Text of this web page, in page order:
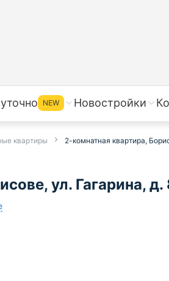
NEW Новостройки
квартиры 2-комнатная квартира,
ул. Гагарина, д.